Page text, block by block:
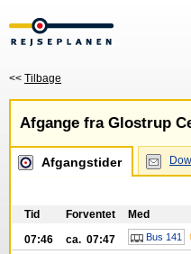
<< Tilbage
Afgange fra Glostrup
Afgangstider
Tid Forventet Med
07:46
ca. 07:47 Bus 141